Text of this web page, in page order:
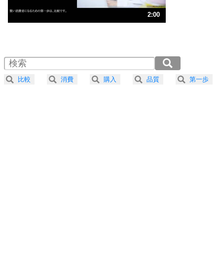
人生、なんとかなるもの。
気楽に生きる30の方法
4 器の大きい人は、怒りを優しさで表現する。
プラス思考
2:00
2.0倍速 （236KB 1分0秒）
2.5倍速 （189KB 48秒）
3.0倍速 （158KB 40秒）
比較 消費 購入 品質 第一歩